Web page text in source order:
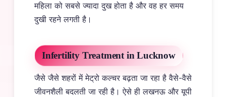
महिला को सबसे ज्यादा दुख होता है और वह हर समय
दुखी रहने लगती है।
Infertility Treatment in Lucknow
जैसे जैसे शहरों में मेट्रो कल्चर बढ़ता जा रहा है वैसे-वैसे
जीवनशैली बदलती जा रही है। ऐसे ही लखनऊ और यूपी